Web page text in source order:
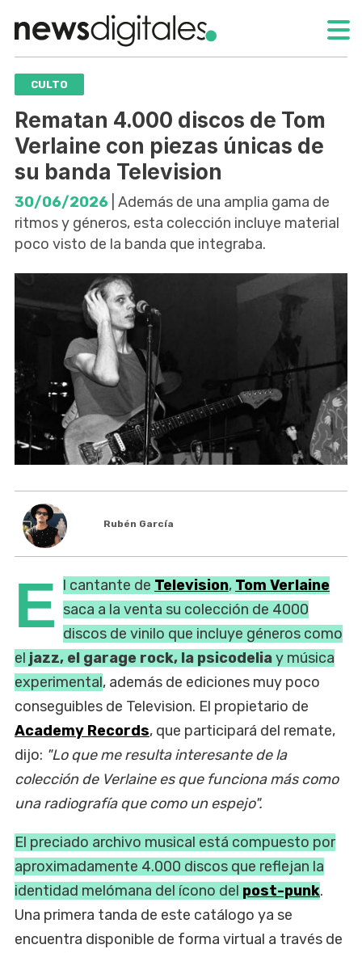
CULTO
Rematan 4.000 discos de Tom
Verlaine con piezas únicas de
su banda Television
30/06/2026 | Además de una amplia gama de
ritmos y géneros, esta colección incluye material
poco visto de la banda que integraba.
Rubén García
E l cantante de Television, Tom Verlaine
saca a la venta su colección de 4000
discos de vinilo que incluye géneros como
el jazz, el garage rock, la psicodeliay música
experimental, además de ediciones muy poco
conseguibles de Television. El propietario de
Academy Records, que participará del remate,
dijo: "Lo que me resulta interesante de la
colección de Verlaine es que funciona más como
una radiografía que como un espejo".
El preciado archivo musical está compuesto por
aproximadamente 4.000 discos que reflejan la
identidad melómana del ícono del post-punk.
Una primera tanda de este catálogo ya se
encuentra disponible de forma virtual a través de